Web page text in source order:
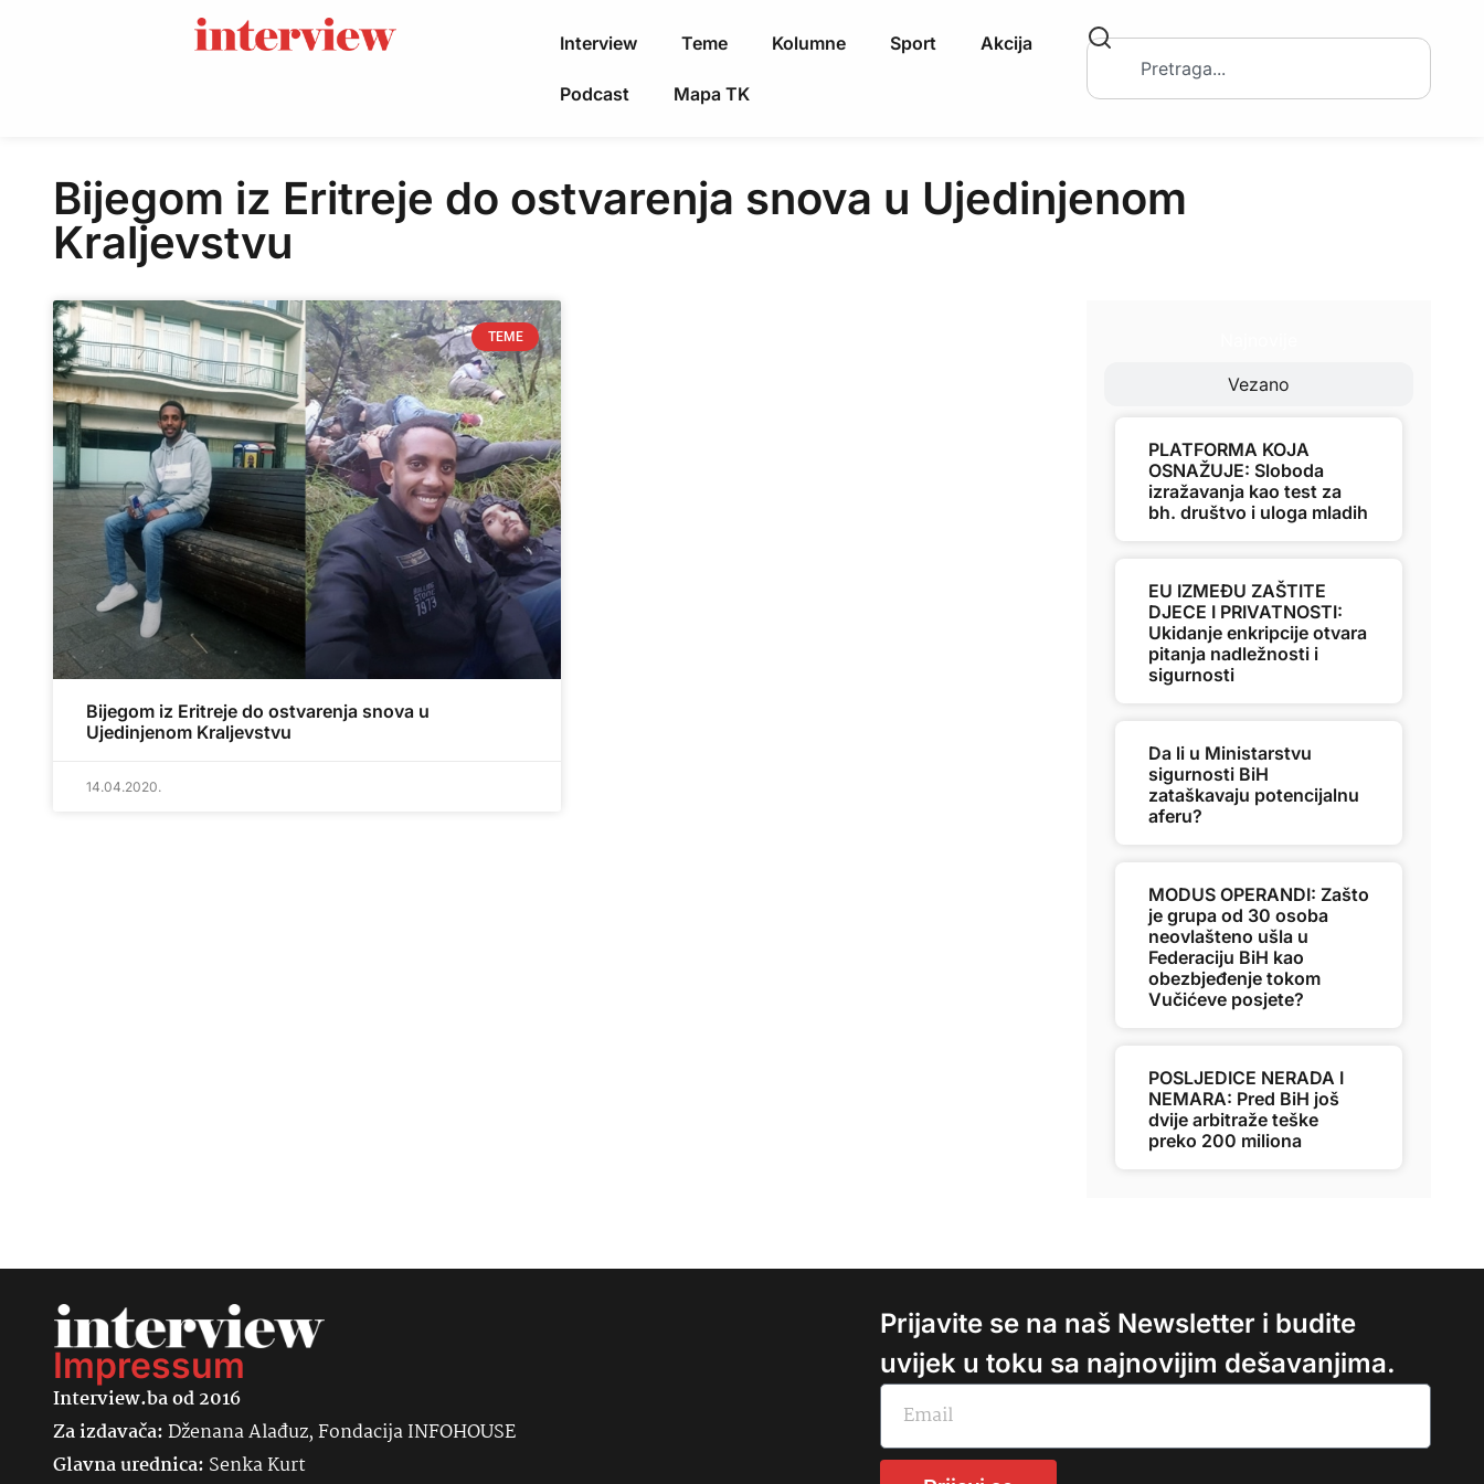
Interview Teme Kolumne Sport Akcija
Podcast Mapa TK
Bijegom iz Eritreje do ostvarenja snova u Ujedinjenom
Kraljevstvu
TEME
Bijegom iz Eritreje do ostvarenja snova u
Ujedinjenom Kraljevstvu
14.04.2020.
Vezano
PLATFORMA KOJA
OSNAŽUJE: Sloboda
izražavanja kao test za
bh. društvo i uloga mladih
EU IZMEĐU ZAŠTITE
DJECE I PRIVATNOSTI:
Ukidanje enkripcije otvara
pitanja nadležnosti i
sigurnosti
Da li u Ministarstvu
sigurnosti BiH
zataškavaju potencijalnu
aferu?
MODUS OPERANDI: Zašto
je grupa od 30 osoba
neovlašteno ušla u
Federaciju BiH kao
obezbjeđenje tokom
Vučićeve posjete?
POSLJEDICE NERADA I
NEMARA: Pred BiH još
dvije arbitraže teške
preko 200 miliona
Impressum
Interview.ba od 2016
Za izdavača:Dženana Alađuz, Fondacija INFOHOUSE
Glavna urednica: SenkaKurt
Prijavite se na naš Newsletter i budite
uvijek u toku sa najnovijim dešavanjima.